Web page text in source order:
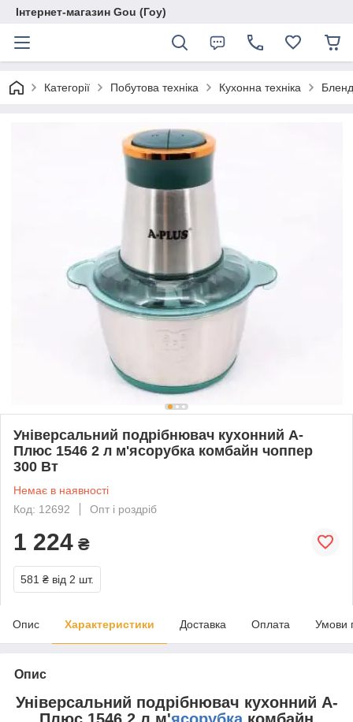
Інтернет-магазин Gou (Гоу)
Категорії Побутова техніка Кухонна техніка
Універсальний подрібнювач кухонний А-
Плюс 1546 2 л м'ясорубка комбайн чоппер
300 Вт
Немає в наявності
Код: 12692
Опт і роздріб
1 224 ₴
581 ₴ від 2 шт.
Опис Характеристики Доставка Оплата Умови
Опис
Універсальний подрібнювач кухонний А-